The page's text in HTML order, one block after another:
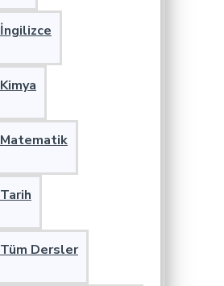
İngilizce
Kimya
Matematik
Tarih
Tüm Dersler